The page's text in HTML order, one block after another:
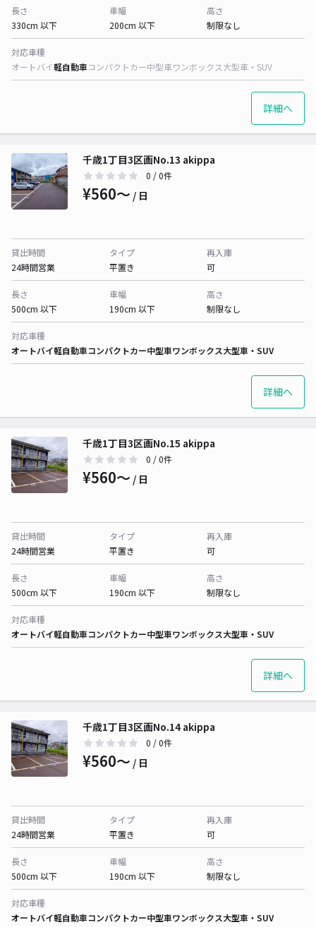
長さ
330cm 以下
車幅
200cm 以下
高さ
制限なし
対応車種
オートバイ軽自動車コンパクトカー中型車ワンボックス大型車・SUV
詳細へ
千歳1丁目3区画No.13 akippa
0 / 0件
¥560〜 / 日
貸出時間
24時間営業
タイプ
平置き
再入庫
可
長さ
500cm 以下
車幅
190cm 以下
高さ
制限なし
対応車種
オートバイ軽自動車コンパクトカー中型車ワンボックス大型車・SUV
詳細へ
千歳1丁目3区画No.15 akippa
0 / 0件
¥560〜 / 日
貸出時間
24時間営業
タイプ
平置き
再入庫
可
長さ
500cm 以下
車幅
190cm 以下
高さ
制限なし
対応車種
オートバイ軽自動車コンパクトカー中型車ワンボックス大型車・SUV
詳細へ
千歳1丁目3区画No.14 akippa
0 / 0件
¥560〜 / 日
貸出時間
24時間営業
タイプ
平置き
再入庫
可
長さ
500cm 以下
車幅
190cm 以下
高さ
制限なし
対応車種
オートバイ軽自動車コンパクトカー中型車ワンボックス大型車・SUV